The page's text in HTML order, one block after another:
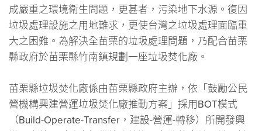
成嚴重之環境衛生問題，更甚者，污染地下水源。復因
垃圾處理設施之用地難求，更使台灣之垃圾處理面臨重
大之困難。為解決全苗栗的垃圾處理問題，乃配合苗栗
縣政府於苗栗縣竹南鎮規劃一座垃圾焚化廠。
苗栗縣垃圾焚化廠係由苗栗縣政府主辦，依「鼓勵公民
營機構興建營運垃圾焚化廠推動方案」採用BOT模式
（Build-Operate-Transfer，建設-營運-轉移）所開發興